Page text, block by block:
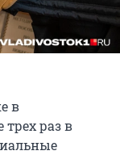
в
трех раз в